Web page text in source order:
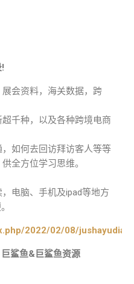
会资料，海关数据，跨
千种，以及各种跨境电商
如何去回访拜访客人等等
全方位学习思维。
电脑、手机及ipad等地方
2022/02/08/
鲨鱼&巨鲨鱼资源